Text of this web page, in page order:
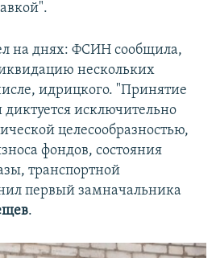
на днях: ФСИН сообщила,
нескольких
идрицкого. "Принятие
исключительно
целесообразностью,
фондов, состояния
транспортной
первый замначальника
.